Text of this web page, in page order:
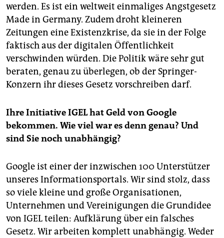
werden. Es ist ein weltweit einmaliges Angstgesetz
Made in Germany. Zudem droht kleineren
Zeitungen eine Existenzkrise, da sie in der Folge
faktisch aus der digitalen Öffentlichkeit
verschwinden würden. Die Politik wäre sehr gut
beraten, genau zu überlegen, ob der Springer-
Konzern ihr dieses Gesetz vorschreiben darf.
Ihre Initiative IGEL hat Geld von Google
bekommen. Wie viel war es denn genau? Und
sind Sie noch unabhängig?
Google ist einer der inzwischen 100 Unterstützer
unseres Informationsportals. Wir sind stolz, dass
so viele kleine und große Organisationen,
Unternehmen und Vereinigungen die Grundidee
von IGEL teilen: Aufklärung über ein falsches
Gesetz. Wir arbeiten komplett unabhängig. Weder